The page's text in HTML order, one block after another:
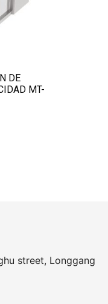
DE
MT-
street, Longgang